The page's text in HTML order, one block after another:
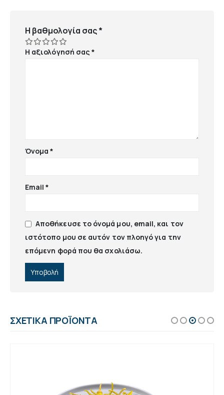
Η βαθμολογία σας*
Η αξιολόγησή σας*
Όνομα*
Email*
Αποθήκευσε το όνομά μου, email, και τον
ιστότοπο μου σε αυτόν τον πλοηγό για την
επόμενη φορά που θα σχολιάσω.
ΣΧΕΤΙΚΆ ΠΡΟΪΌΝΤΑ